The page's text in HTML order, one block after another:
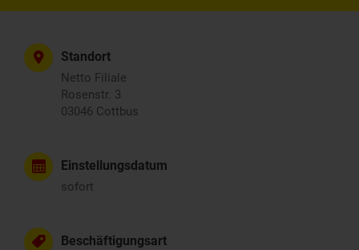
Standort
Netto Filiale
Rosenstr. 3
03046 Cottbus
Einstellungsdatum
sofort
Beschäftigungsart